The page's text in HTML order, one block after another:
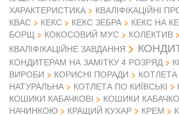
ХАРАКТЕРИСТИКА
КВАЛІФІКАЦІЙНІ
КВАС
КЕКС КЕКС ЗЕБРА КЕКС НА
БОРЩ
КОКОСОВИЙ МУС КОЛЕКТИВ
КВАЛІФІКАЦІЙНЕ ЗАВДАННЯ
КОНДИТЕРАМ НА ЗАМІТКУ 4 РОЗРЯД
ВИРОБИ
КОРИСНІ ПОРАДИ КОТЛЕТА
НАТУРАЛЬНА
КОТЛЕТА ПО КИЇВСЬКІ
КОШИКИ КАБАЧКОВІ
КОШИКИ
НАЧИНКОЮ
КРАЩИЙ КУХАР КРЕМ